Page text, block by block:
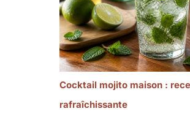
Cocktail mojito maison :
rafraîchissante